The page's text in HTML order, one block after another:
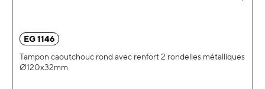
EG 1146
Tampon caoutchouc rond avec renfort 2 rondelles métalliques
Ø120x32mm